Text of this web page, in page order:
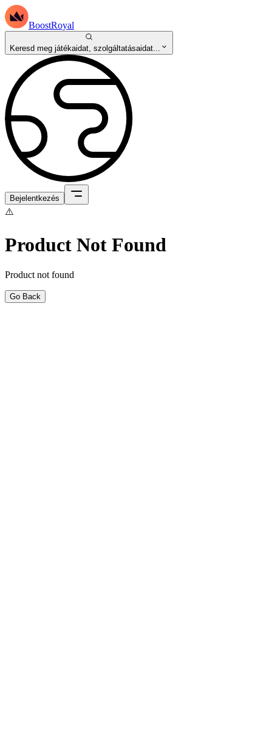
BoostRoyal
Keresd meg játékaidat, szolgáltatásaidat...
Bejelentkezés
⚠️
Product Not Found
Product not found
Go Back